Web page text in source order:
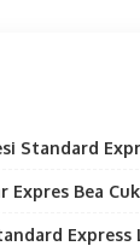
Standard
Expres Bea
Express